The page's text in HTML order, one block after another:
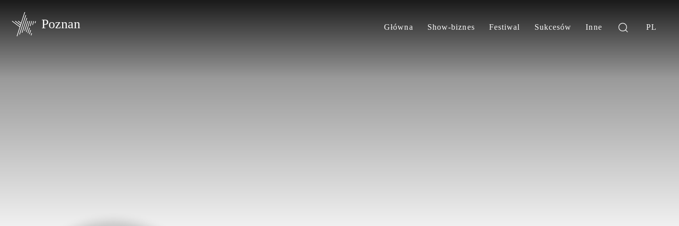
Poznan Główna Show-biznes Festiwal Sukcesów Inne PL